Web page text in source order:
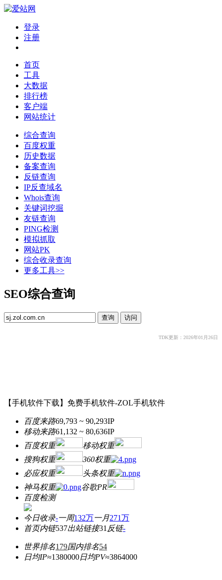
登录
注册
首页
工具
大数据
排行榜
客户端
网站统计
综合查询
百度权重
历史数据
备案查询
反链查询
IP反查域名
Whois查询
关键词挖掘
友链查询
PING检测
模拟抓取
网站PK
综合收录查询
更多工具>>
SEO综合查询
TDK更新：2026年01月26日
【手机软件下载】免费手机软件-ZOL手机软件
百度来路69,793 ~ 90,293IP
移动来路61,132 ~ 80,636IP
百度权重
移动权重
搜狗权重
360权重
必应权重
头条权重
神马权重
谷歌PR
百度检测
今日收录-一周132万一月271万
首页内链537出站链接31 反链-
世界排名179国内排名54
日均IP≈1380000日均PV≈3864000